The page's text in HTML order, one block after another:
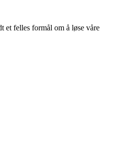
et felles formål om å løse våre